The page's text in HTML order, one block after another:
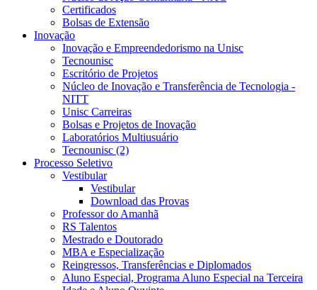
Certificados
Bolsas de Extensão
Inovação
Inovação e Empreendedorismo na Unisc
Tecnounisc
Escritório de Projetos
Núcleo de Inovação e Transferência de Tecnologia -
NITT
Unisc Carreiras
Bolsas e Projetos de Inovação
Laboratórios Multiusuário
Tecnounisc (2)
Processo Seletivo
Vestibular
Vestibular
Download das Provas
Professor do Amanhã
RS Talentos
Mestrado e Doutorado
MBA e Especialização
Reingressos, Transferências e Diplomados
Aluno Especial, Programa Aluno Especial na Terceira